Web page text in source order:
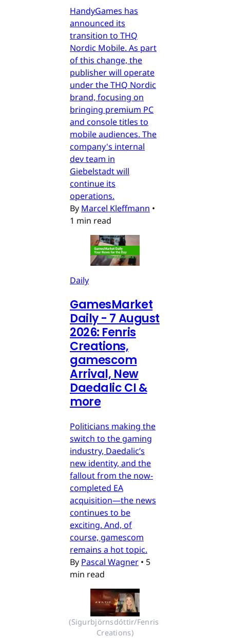
HandyGames has
announced its
transition to THQ
Nordic Mobile. As part
of this change, the
publisher will operate
under the THQ Nordic
brand, focusing on
bringing premium PC
and console titles to
mobile audiences. The
company's internal
dev team in
Giebelstadt will
continue its
operations.
By Marcel Kleffmann •
1 min read
Daily
GamesMarket
Daily - 7 August
2026: Fenris
Creations,
gamescom
Arrival, New
Daedalic CI &
more
Politicians making the
switch to the gaming
industry, Daedalic’s
new identity, and the
fallout from the now-
completed EA
acquisition—the news
continues to be
exciting. And, of
course, gamescom
remains a hot topic.
By Pascal Wagner • 5
min read
(Sigurbjörnsdóttir/Fenris
Creations)